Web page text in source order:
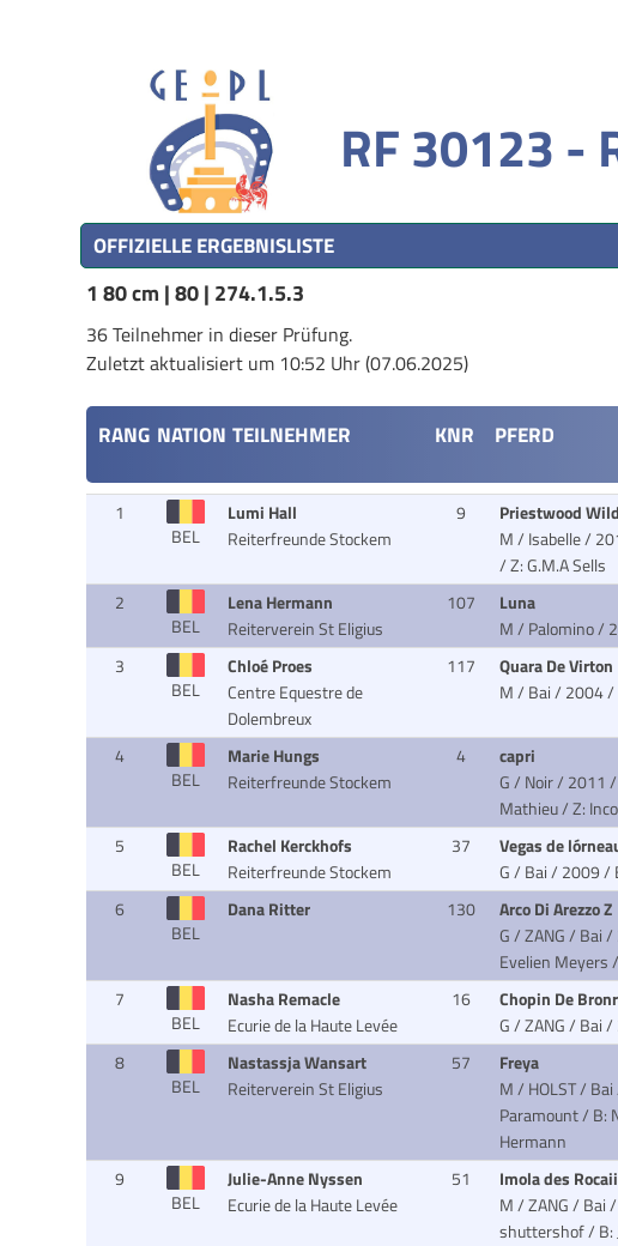
RF 30123 -
OFFIZIELLE ERGEBNISLISTE
1 80 cm | 80 | 274.1.5.3
36 Teilnehmer in dieser Prüfung.
Zuletzt aktualisiert um 10:52 Uhr (07.06.2025)
RANG NATION TEILNEHMER KNR PFERD
1
BEL
Lumi Hall
Reiterfreunde Stockem
9
Priestwood
M / Isabelle /
/ Z: G.M.A Sells
2
BEL
Lena Hermann
Reiterverein St Eligius
107
Luna
M / Palomino /
3
BEL
Chloé Proes
Centre Equestre de
Dolembreux
117
Quara De Virton
M / Bai / 2004/
4
BEL
Marie Hungs
Reiterfreunde Stockem
4
capri
G / Noir / 2011
Mathieu / Z:
5
BEL
Rachel Kerckhofs
Reiterfreunde Stockem
37
Vegas de
G / Bai / 2009/
6
BEL
Dana Ritter 130
Arco Di Arezzo Z
G / ZANG / Bai
Evelien Meyers
7
BEL
Nasha Remacle
Ecurie de la Haute Levée
16
Chopin De
G / ZANG / Bai
8
BEL
Nastassja Wansart
Reiterverein St Eligius
57
Freya
M / HOLST /
Paramount/ B:
Hermann
9
BEL
Julie-Anne Nyssen
Ecurie de la Haute Levée
51
Imola des
M / ZANG / Bai
shuttershof/ B: